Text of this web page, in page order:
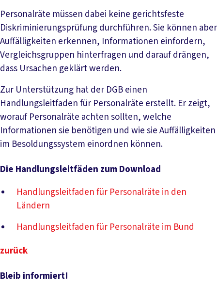
Personalräte müssen dabei keine gerichtsfeste
Diskriminierungsprüfung durchführen. Sie können aber
Auffälligkeiten erkennen, Informationen einfordern,
Vergleichsgruppen hinterfragen und darauf drängen,
dass Ursachen geklärt werden.
Zur Unterstützung hat der DGB einen
Handlungsleitfaden für Personalräte erstellt. Er zeigt,
worauf Personalräte achten sollten, welche
Informationen sie benötigen und wie sie Auffälligkeiten
im Besoldungssystem einordnen können.
Die Handlungsleitfäden zum Download
Handlungsleitfaden für Personalräte in den
Ländern
Handlungsleitfaden für Personalräte im Bund
zurück
Bleib informiert!